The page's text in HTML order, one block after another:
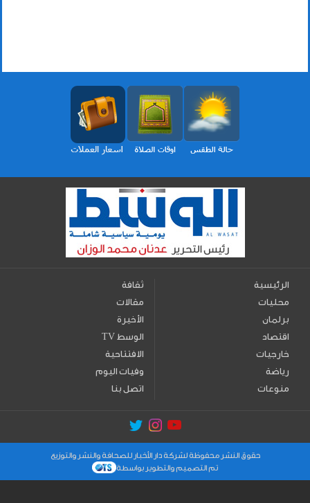
الرئيسية
محليات
برلمان
اقتصاد
خارجيات
رياضة
منوعات
ثقافة
مقالات
الأخيرة
TV الوسط
الافتتاحية
وفيات اليوم
اتصل بنا
حقوق النشر محفوظة لشركة دار الأخبار للصحافة والنشر والتوزيع
تم التصميم والتطوير بواسطة